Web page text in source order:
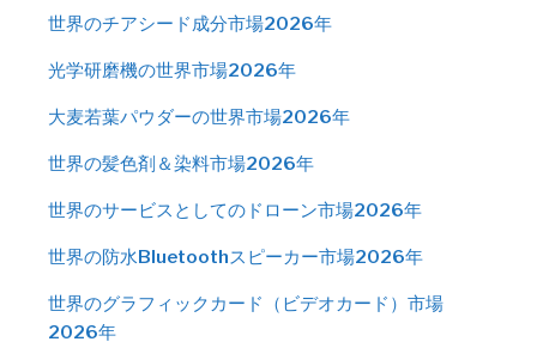
世界のチアシード成分市場2026年
光学研磨機の世界市場2026年
大麦若葉パウダーの世界市場2026年
世界の髪色剤＆染料市場2026年
世界のサービスとしてのドローン市場2026年
世界の防水Bluetoothスピーカー市場2026年
世界のグラフィックカード（ビデオカード）市場
2026年